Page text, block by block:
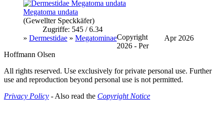
Megatoma undata
(Gewellter Speckkäfer)
Zugriffe: 545 / 6.34
» Dermestidae » Megatominae Apr 2026
Copyright
2026 - Per
Hoffmann Olsen
All rights reserved. Use exclusively for private personal use. Further
use and reproduction beyond personal use is not permitted.
Privacy Policy - Also read the Copyright Notice